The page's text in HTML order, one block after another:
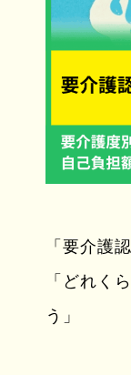
「要介護
「どれく
う」